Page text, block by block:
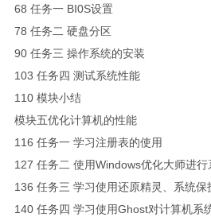
68 任务一 BI0S设置
78 任务二 硬盘分区
90 任务三 操作系统的安装
103 任务四 测试系统性能
110 模块小结
模块五优化计算机的性能
116 任务一 学习注册表的使用
127 任务二 使用Windows优化大师进行
136 任务三 学习使用还原精灵、系统保
140 任务四 学习使用Ghost对计算机系